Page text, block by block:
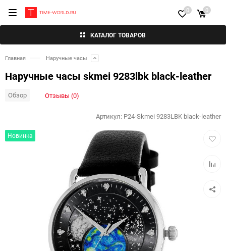
КАТАЛОГ ТОВАРОВ
0 0
Главная Наручные часы
Наручные часы skmei 9283lbk black-leather
Обзор Отзывы (0)
Новинка
Артикул: P24-Skmei 9283LBK black-leather